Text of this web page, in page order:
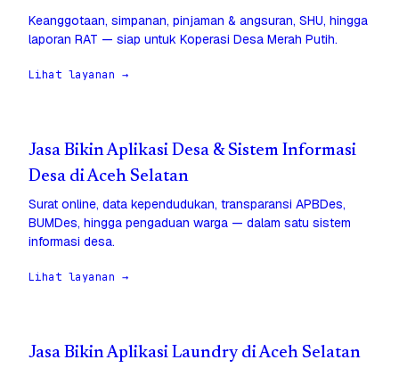
Keanggotaan, simpanan, pinjaman & angsuran, SHU, hingga
laporan RAT — siap untuk Koperasi Desa Merah Putih.
Lihat layanan →
Jasa Bikin Aplikasi Desa & Sistem Informasi
Desa di Aceh Selatan
Surat online, data kependudukan, transparansi APBDes,
BUMDes, hingga pengaduan warga — dalam satu sistem
informasi desa.
Lihat layanan →
Jasa Bikin Aplikasi Laundry di Aceh Selatan